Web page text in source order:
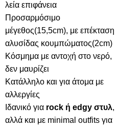
λεία επιφάνεια
Προσαρμόσιμο
μέγεθος(15,5cm), με επέκταση
αλυσίδας κουμπώματος(2cm)
Κόσμημα με αντοχή στο νερό,
δεν μαυρίζει
Κατάλληλο και για άτομα με
αλλεργίες
Ιδανικό για rock ή edgy στυλ,
αλλά και με minimal outfits για